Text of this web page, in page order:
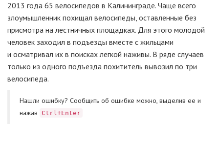
2013 года 65 велосипедов в Калининграде. Чаще всего
злоумышленник похищал велосипеды, оставленные без
присмотра на лестничных площадках. Для этого молодой
человек заходил в подъезды вместе с жильцами
и осматривал их в поисках легкой наживы. В ряде случаев
только из одного подъезда похититель вывозил по три
велосипеда.
Нашли ошибку? Cообщить об ошибке можно, выделив ее и
нажав
Ctrl+Enter